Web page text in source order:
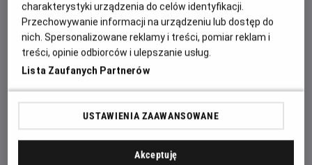
21:30
2D, napisy
POKAŻ KOLEJNE DNI
OPIS FILMU
charakterystyki urządzenia do celów identyfikacji.
Przechowywanie informacji na urządzeniu lub dostęp do
nich. Spersonalizowane reklamy i treści, pomiar reklam i
treści, opinie odbiorców i ulepszanie usług.
Lista Zaufanych Partnerów
USTAWIENIA ZAAWANSOWANE
Akceptuję